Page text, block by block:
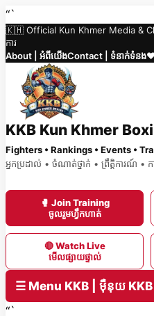
Skip
to
content
“`
🇰🇭 Official Kun Khmer Media & Club |
ការ
About | អំពីយើងContact | ទំនាក់ទំនង❤️
KKB Kun Khmer
Fighters • Rankings • Events •
អ្នកប្រដាល់ • ចំណាត់ថ្នាក់ • ព្រឹត្តិការណ៍ •
🥊 Join Training
ចូលរួមហ្វឹកហាត់
🔴 Watch Live
មើលផ្សាយផ្ទាល់
☰ Menu KKB | ម៉ឺនុយ KKB
“`